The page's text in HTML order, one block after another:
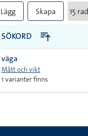
Lägg
till
alla i
lista
Skapa
PDF
SÖKORD
väga
Mått och vikt
1 varianter finns